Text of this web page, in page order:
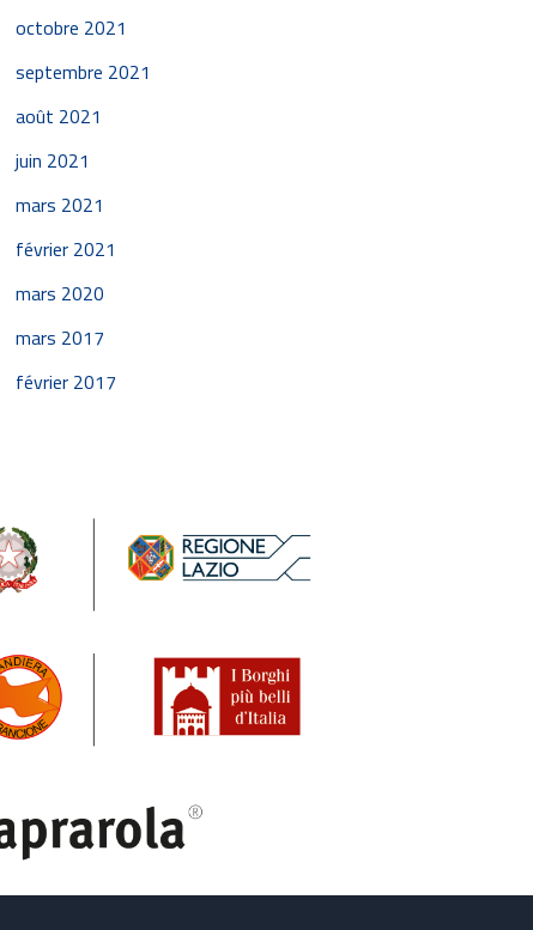
octobre 2021
septembre 2021
août 2021
juin 2021
mars 2021
février 2021
mars 2020
mars 2017
février 2017